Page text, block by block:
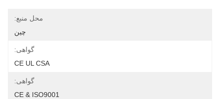
محل منبع:
چین
گواهی:
CE UL CSA
گواهی:
CE & ISO9001